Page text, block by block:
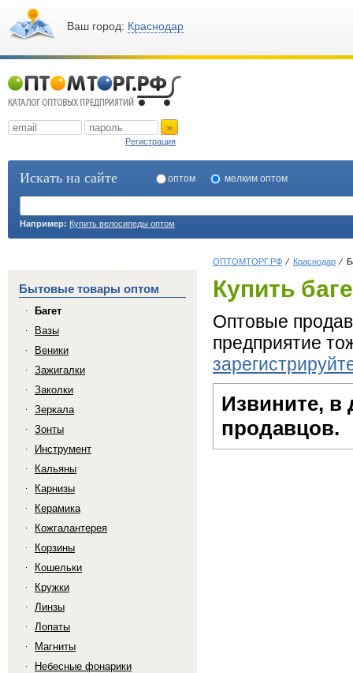
Ваш город: Краснодар
»
Регистрация
Искать на сайте оптом мелким оптом
Например: Купить велосипеды оптом
ОПТОМТОРГ.РФ Краснодар
Купить
Оптовые
предприятие
Извините, в
продавцов.
Бытовые товары оптом
Багет
Вазы
Веники
Зажигалки
Заколки
Зеркала
Зонты
Инструмент
Кальяны
Карнизы
Керамика
Кожгалантерея
Корзины
Кошельки
Кружки
Линзы
Лопаты
Магниты
Небесные фонарики